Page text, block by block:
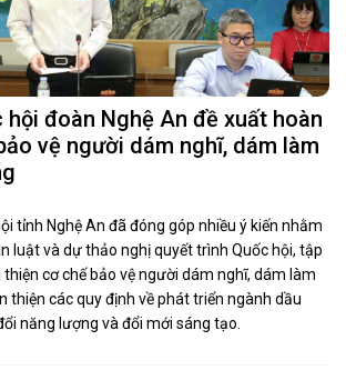
hội đoàn Nghệ An đề xuất hoàn
vệ người dám nghĩ, dám làm
tỉnh Nghệ An đã đóng góp nhiều ý kiến nhằm
luật và dự thảo nghị quyết trình Quốc hội, tập
cơ chế bảo vệ người dám nghĩ, dám làm
thiện các quy định về phát triển ngành dầu
năng lượng và đổi mới sáng tạo.